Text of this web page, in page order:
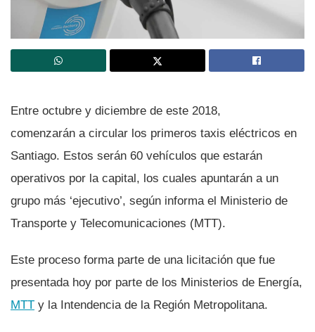
Entre octubre y diciembre de este 2018,
comenzarán a circular los primeros taxis eléctricos en
Santiago. Estos serán 60 vehí­culos que estarán
operativos por la capital, los cuales apuntarán a un
grupo más ‘ejecutivo’, según informa el Ministerio de
Transporte y Telecomunicaciones (MTT).
Este proceso forma parte de una licitación que fue
presentada hoy por parte de los Ministerios de Energí­a,
MTT y la Intendencia de la Región Metropolitana.